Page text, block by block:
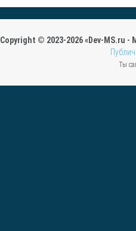
Copyright © 2023-2026 «Dev-MS.ru -
Ты